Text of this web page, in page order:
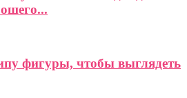
фигуры, чтобы выглядеть